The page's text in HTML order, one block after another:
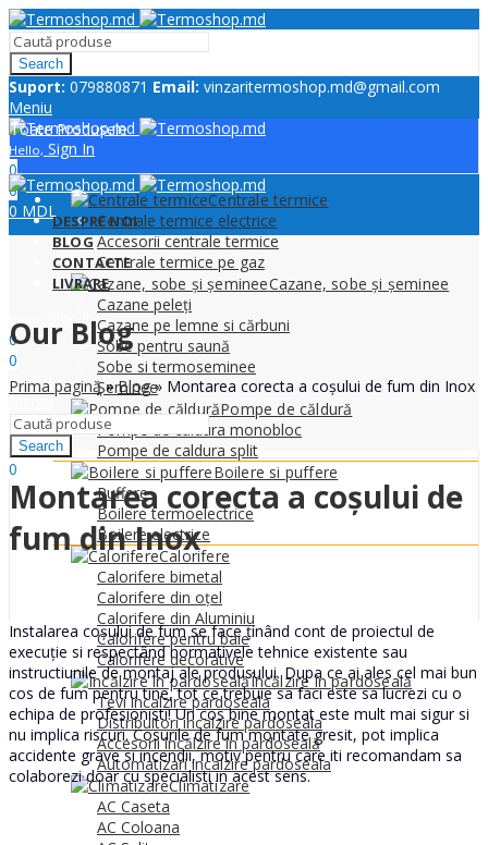
Search
Suport: 079880871 Email: vinzaritermoshop.md@gmail.com
Meniu
Hello, Sign In
0
0
0 MDL
Toate Produsele
Centrale termice
Centrale termice electrice
Accesorii centrale termice
Centrale termice pe gaz
Cazane, sobe și șeminee
Cazane peleți
Cazane pe lemne si cărbuni
Sobe pentru saună
Sobe si termoseminee
Șeminee
Pompe de căldură
Pompe de caldura monobloc
Pompe de caldura split
Boilere si puffere
Puffere
Boilere termoelectrice
Boilere electrice
Calorifere
Calorifere bimetal
Calorifere din oțel
Calorifere din Aluminiu
Calorifere pentru baie
Calorifere decorative
Încălzire în pardoseală
Tevi incalzire pardoseala
Distribuitori incalzire pardoseala
Accesorii încălzire în pardoseală
Automatizari incalzire pardoseala
Climatizare
AC Caseta
AC Coloana
DESPRE NOI
BLOG
CONTACTE
LIVRARE
Hello,
Sign In
0
0
0MDL
Meniu
Search
0
0MDL
Our Blog
Prima pagină»Blog» Montarea corecta a coșului de fum din Inox
Montarea corecta a coșului de
fum din Inox
Instalarea coșului de fum se face ținând cont de proiectul de
execuție si respectând normativele tehnice existente sau
instructiunile de montaj ale produsului. Dupa ce ai ales cel mai bun
cos de fum pentru tine, tot ce trebuie sa faci este sa lucrezi cu o
echipa de profesionisti! Un cos bine montat este mult mai sigur si
nu implica riscuri. Cosurile de fum montate gresit, pot implica
accidente grave si incendii, motiv pentru care iti recomandam sa
colaborezi doar cu specialisti in acest sens.